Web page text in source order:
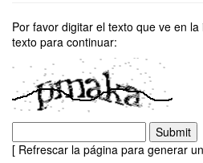
Por favor digitar el texto que ve en
texto para continuar:
[ Refrescar la página para generar